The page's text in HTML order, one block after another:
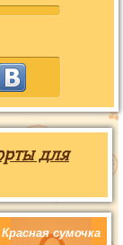
для
Красная сумочка